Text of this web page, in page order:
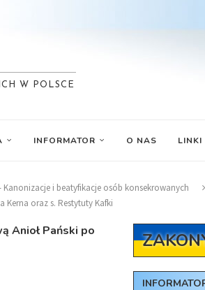
W POLSCE
INFORMATOR O NAS LINKI
Kanonizacje i beatyfikacje osób konsekrowanych
Kerna oraz s. Restytuty Kafki
Anioł Pański po